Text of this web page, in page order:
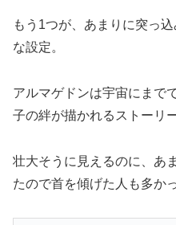
もう1つが、あまりに突っ
な設定。
アルマゲドンは宇宙にまで
子の絆が描かれるストーリー
壮大そうに見えるのに、あ
たので首を傾げた人も多か